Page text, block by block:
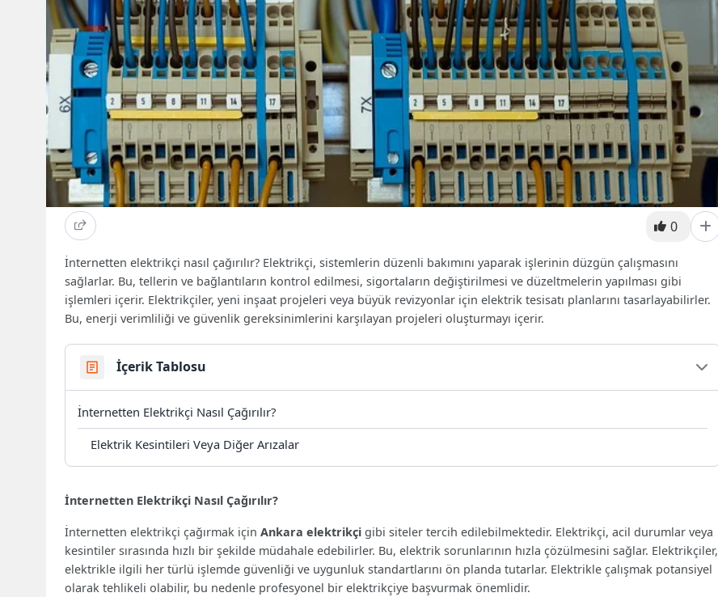
0
İnternetten elektrikçi nasıl çağırılır? Elektrikçi, sistemlerin düzenli bakımını yaparak işlerinin düzgün çalışmasını
sağlarlar. Bu, tellerin ve bağlantıların kontrol edilmesi, sigortaların değiştirilmesi ve düzeltmelerin yapılması gibi
işlemleri içerir. Elektrikçiler, yeni inşaat projeleri veya büyük revizyonlar için elektrik tesisatı planlarını tasarlayabilirler.
Bu, enerji verimliliği ve güvenlik gereksinimlerini karşılayan projeleri oluşturmayı içerir.
İçerik Tablosu
İnternetten Elektrikçi Nasıl Çağırılır?
Elektrik Kesintileri Veya Diğer Arızalar
İnternetten Elektrikçi Nasıl Çağırılır?
İnternetten elektrikçi çağırmak içinAnkara elektrikçi gibi siteler tercih edilebilmektedir. Elektrikçi, acil durumlar veya
kesintiler sırasında hızlı bir şekilde müdahale edebilirler. Bu, elektrik sorunlarının hızla çözülmesini sağlar. Elektrikçiler,
elektrikle ilgili her türlü işlemde güvenliği ve uygunluk standartlarını ön planda tutarlar. Elektrikle çalışmak potansiyel
olarak tehlikeli olabilir, bu nedenle profesyonel bir elektrikçiye başvurmak önemlidir.